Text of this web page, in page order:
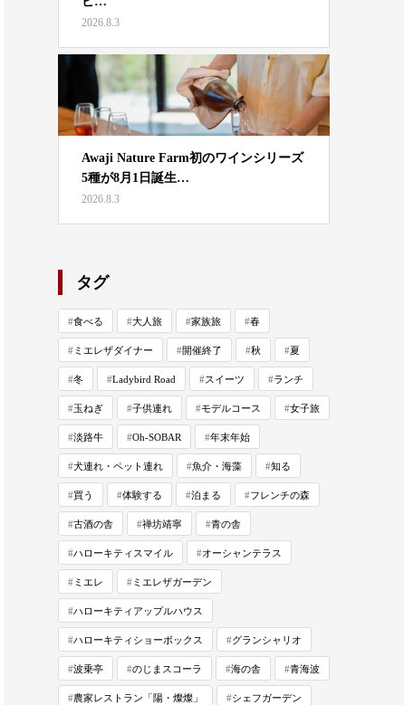
2026.8.3
Awaji Nature Farm初のワインシリーズ
5種が8月1日誕生…
2026.8.3
タグ
食べる 大人旅 家族旅 春
ミエレザダイナー 開催終了 秋 夏
冬 Ladybird Road スイーツ ランチ
玉ねぎ 子供連れ モデルコース 女子旅
淡路牛 Oh-SOBAR 年末年始
犬連れ・ペット連れ 魚介・海藻 知る
買う 体験する 泊まる フレンチの森
古酒の舎 禅坊靖寧 青の舎
ハローキティスマイル オーシャンテラス
ミエレ ミエレザガーデン
ハローキティアップルハウス
ハローキティショーボックス グランシャリオ
波乗亭 のじまスコーラ 海の舎 青海波
農家レストラン「陽・燦燦」 シェフガーデン